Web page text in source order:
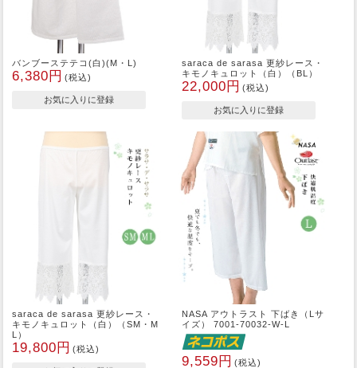
バンブーステテコ(白)(M・L)
6,380円 (税込)
saraca de sarasa 更紗レース・
キモノキュロット（白）（BL）
22,000円 (税込)
saraca de sarasa 更紗レース・
キモノキュロット（白）（SM・M
L）
19,800円 (税込)
NASA アウトラスト 下ばき（Lサ
イズ） 7001-70032-W-L
9,559円 (税込)